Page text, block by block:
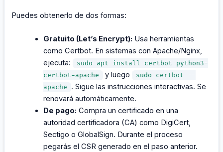
Puedes obtenerlo de dos formas:
Gratuito (Let’s Encrypt): Usa herramientas
como Certbot. En sistemas con Apache/Nginx,
ejecuta:
sudo apt install certbot python3-
certbot-apache
y luego
sudo certbot --
apache
. Sigue las instrucciones interactivas. Se
renovará automáticamente.
De pago: Compra un certificado en una
autoridad certificadora (CA) como DigiCert,
Sectigo o GlobalSign. Durante el proceso
pegarás el CSR generado en el paso anterior.